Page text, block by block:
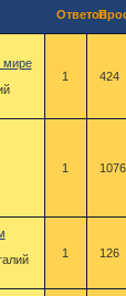
Ответов
мире
1 424
1 1076
1 126